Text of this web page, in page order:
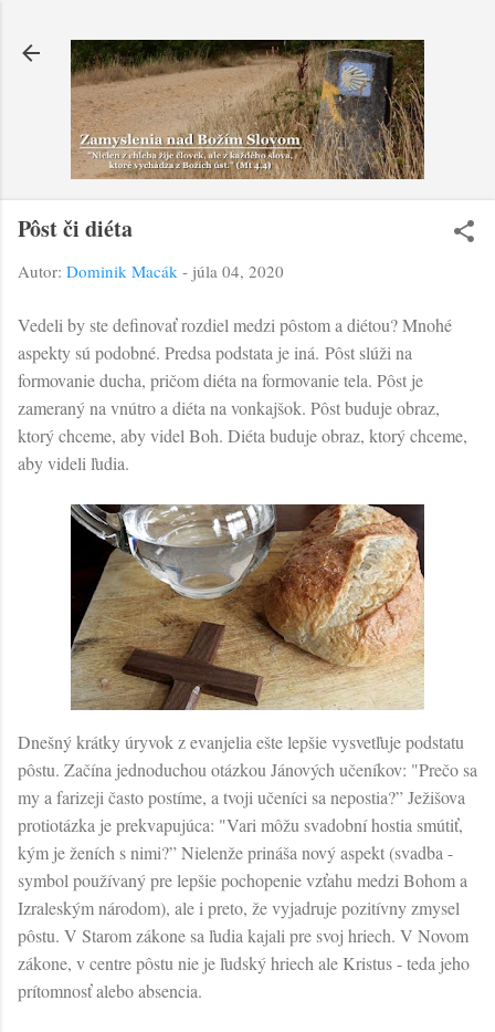
Pôst či diéta
Autor: Dominik Macák - júla 04, 2020
Vedeli by ste definovať rozdiel medzi pôstom a diétou? Mnohé
aspekty sú podobné. Predsa podstata je iná. Pôst slúži na
formovanie ducha, pričom diéta na formovanie tela. Pôst je
zameraný na vnútro a diéta na vonkajšok. Pôst buduje obraz,
ktorý chceme, aby videl Boh. Diéta buduje obraz, ktorý chceme,
aby videli ľudia.
Dnešný krátky úryvok z evanjelia ešte lepšie vysvetľuje podstatu
pôstu. Začína jednoduchou otázkou Jánových učeníkov: "Prečo sa
my a farizeji často postíme, a tvoji učeníci sa nepostia?” Ježišova
protiotázka je prekvapujúca: "Vari môžu svadobní hostia smútiť,
kým je ženích s nimi?” Nielenže prináša nový aspekt (svadba -
symbol používaný pre lepšie pochopenie vzťahu medzi Bohom a
Izraleským národom), ale i preto, že vyjadruje pozitívny zmysel
pôstu. V Starom zákone sa ľudia kajali pre svoj hriech. V Novom
zákone, v centre pôstu nie je ľudský hriech ale Kristus - teda jeho
prítomnosť alebo absencia.